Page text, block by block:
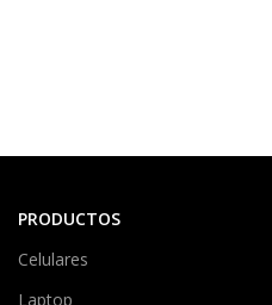
PRODUCTOS
Celulares
Laptop